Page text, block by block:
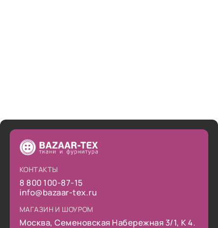
КОНТАКТЫ
8 800 100-87-15
info@bazaar-tex.ru
МАГАЗИН И ШОУРОМ
Москва, Семеновская Набережная 3/1, К 4.